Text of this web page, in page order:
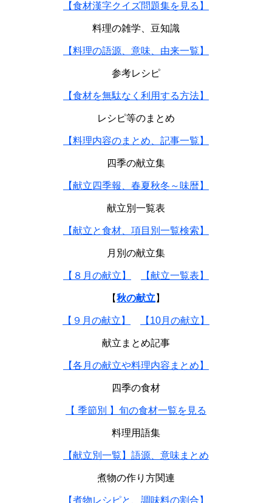
【食材漢字クイズ問題集を見る】
料理の雑学、豆知識
【料理の語源、意味、由来一覧】
参考レシピ
【食材を無駄なく利用する方法】
レシピ等のまとめ
【料理内容のまとめ、記事一覧】
四季の献立集
【献立四季報、春夏秋冬～味暦】
献立別一覧表
【献立と食材、項目別一覧検索】
月別の献立集
【８月の献立】 【献立一覧表】
【秋の献立】
【９月の献立】 【10月の献立】
献立まとめ記事
【各月の献立や料理内容まとめ】
四季の食材
【 季節別 】旬の食材一覧を見る
料理用語集
【献立別一覧】語源、意味まとめ
煮物の作り方関連
【煮物レシピと、調味料の割合】